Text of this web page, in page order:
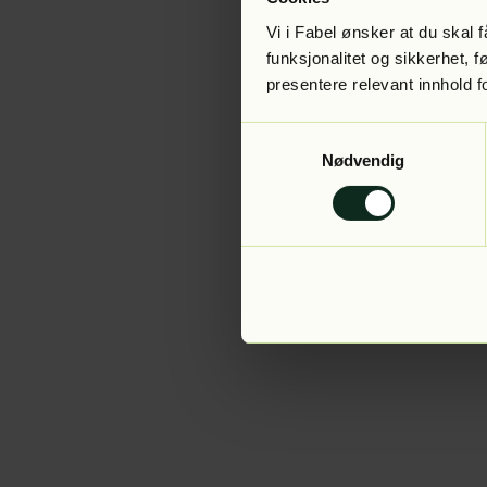
Vi i Fabel ønsker at du skal
funksjonalitet og sikkerhet,
presentere relevant innhold
Nødvendig
Application